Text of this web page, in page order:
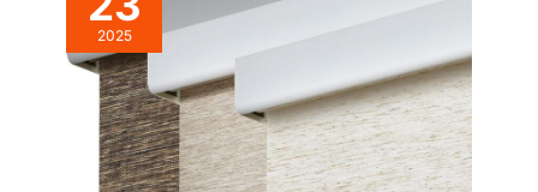
n'importe quel
environnement, ils
seront parfaits dans
votre salon, chambre,
salle à manger, salle
2025